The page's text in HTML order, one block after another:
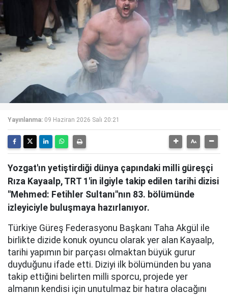
Yayınlanma: 09 Haziran 2026 Salı 20:21
Yozgat'ın yetiştirdiği dünya çapındaki milli güreşçi
Rıza Kayaalp, TRT 1'in ilgiyle takip edilen tarihi dizisi
"Mehmed: Fetihler Sultanı"nın 83. bölümünde
izleyiciyle buluşmaya hazırlanıyor.
Türkiye Güreş Federasyonu Başkanı Taha Akgül ile
birlikte dizide konuk oyuncu olarak yer alan Kayaalp,
tarihi yapımın bir parçası olmaktan büyük gurur
duyduğunu ifade etti. Diziyi ilk bölümünden bu yana
takip ettiğini belirten milli sporcu, projede yer
almanın kendisi için unutulmaz bir hatıra olacağını